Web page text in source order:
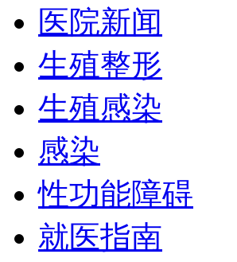
医院新闻
生殖整形
生殖感染
感染
性功能障碍
就医指南